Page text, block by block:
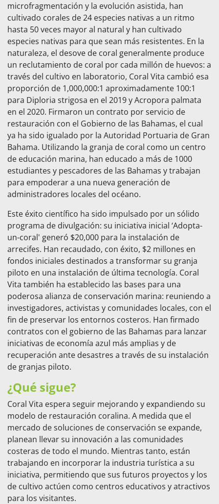
microfragmentación y la evolución asistida, han
cultivado corales de 24 especies nativas a un ritmo
hasta 50 veces mayor al natural y han cultivado
especies nativas para que sean más resistentes. En la
naturaleza, el desove de coral generalmente produce
un reclutamiento de coral por cada millón de huevos: a
través del cultivo en laboratorio, Coral Vita cambió esa
proporción de 1,000,000:1 aproximadamente 100:1
para Diploria strigosa en el 2019 y Acropora palmata
en el 2020. Firmaron un contrato por servicio de
restauración con el Gobierno de las Bahamas, el cual
ya ha sido igualado por la Autoridad Portuaria de Gran
Bahama. Utilizando la granja de coral como un centro
de educación marina, han educado a más de 1000
estudiantes y pescadores de las Bahamas y trabajan
para empoderar a una nueva generación de
administradores locales del océano.
Este éxito científico ha sido impulsado por un sólido
programa de divulgación: su iniciativa inicial ‘Adopta-
un-coral' generó $20,000 para la instalación de
arrecifes. Han recaudado, con éxito, $2 millones en
fondos iniciales destinados a transformar su granja
piloto en una instalación de última tecnología. Coral
Vita también ha establecido las bases para una
poderosa alianza de conservación marina: reuniendo a
investigadores, activistas y comunidades locales, con el
fin de preservar los entornos costeros. Han firmado
contratos con el gobierno de las Bahamas para lanzar
iniciativas de economía azul más amplias y de
recuperación ante desastres a través de su instalación
de granjas piloto.
¿Qué sigue?
Coral Vita espera seguir mejorando y expandiendo su
modelo de restauración coralina. A medida que el
mercado de soluciones de conservación se expande,
planean llevar su innovación a las comunidades
costeras de todo el mundo. Mientras tanto, están
trabajando en incorporar la industria turística a su
iniciativa, permitiendo que sus futuros proyectos y los
de cultivo actúen como centros educativos y atractivos
para los visitantes.